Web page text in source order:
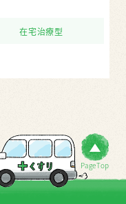
在宅治療型
PageTop